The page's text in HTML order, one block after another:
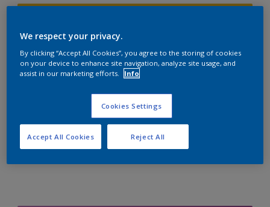
Format
We respect your privacy.
By clicking “Accept All Cookies”, you agree to the storing of cookies
on your device to enhance site navigation, analyze site usage, and
assist in our marketing efforts.
Info
Cookies Settings
Reject All
Accept All Cookies